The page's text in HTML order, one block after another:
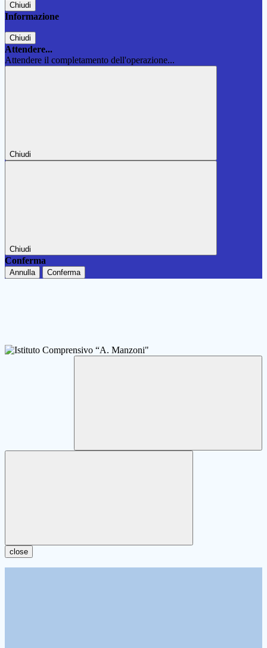
Chiudi
Informazione
Chiudi
Attendere...
Attendere il completamento dell'operazione...
Chiudi
Chiudi
Conferma
Annulla Conferma
close